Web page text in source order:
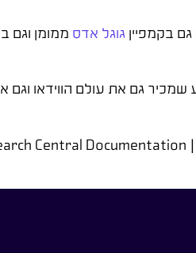
בקמפייןגוגל אדס ממומן וגם
גם את עולם הווידאו וגם
Central